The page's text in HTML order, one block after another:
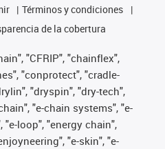
Términos y condiciones
de la cobertura
"CFRIP", "chainflex",
"conprotect", "cradle-
"dryspin", "dry-tech",
"e-chain systems", "e-
"e-loop", "energy chain",
"e-skin", "e-